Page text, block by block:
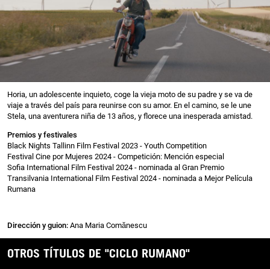
Horia, un adolescente inquieto, coge la vieja moto de su padre y se va de
viaje a través del país para reunirse con su amor. En el camino, se le une
Stela, una aventurera niña de 13 años, y florece una inesperada amistad.
Premios y festivales
Black Nights Tallinn Film Festival 2023 - Youth Competition
Festival Cine por Mujeres 2024 - Competición: Mención especial
Sofia International Film Festival 2024 - nominada al Gran Premio
Transilvania International Film Festival 2024 - nominada a Mejor Película
Rumana
Dirección y guion: Ana Maria Comănescu
OTROS TÍTULOS DE "CICLO RUMANO"